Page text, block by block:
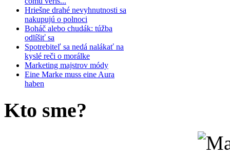
Hriešne drahé nevyhnutnosti sa
nakupujú o polnoci
Boháč alebo chudák: túžba
odlíšiť sa
Spotrebiteľ sa nedá nalákať na
kyslé reči o morálke
Marketing majstrov módy
Eine Marke muss eine Aura
haben
Kto sme?